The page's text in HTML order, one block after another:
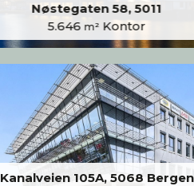
Nøstegaten 58, 5011
5.646 m² Kontor
Kanalveien 105A, 5068 Bergen